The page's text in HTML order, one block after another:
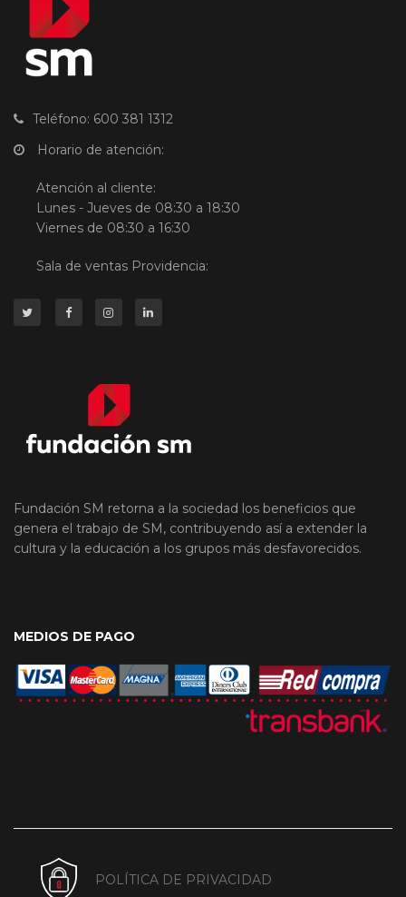
Teléfono: 600 381 1312
Horario de atención:
Atención al cliente:
Lunes - Jueves de 08:30 a 18:30
Viernes de 08:30 a 16:30
Sala de ventas Providencia:
Fundación SM retorna a la sociedad los beneficios que
genera el trabajo de SM, contribuyendo así a extender la
cultura y la educación a los grupos más desfavorecidos.
MEDIOS DE PAGO
POLÍTICA DE PRIVACIDAD